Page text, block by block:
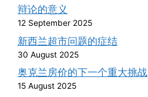
辩论的意义
12 September 2025
新西兰超市问题的症结
30 August 2025
奥克兰房价的下一个重大挑战
15 August 2025